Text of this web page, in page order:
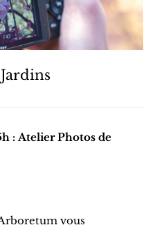
: Atelier Photos de
vous